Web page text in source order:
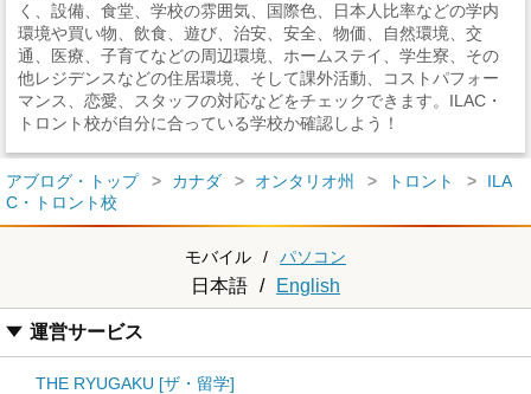
く、設備、食堂、学校の雰囲気、国際色、日本人比率などの学内
環境や買い物、飲食、遊び、治安、安全、物価、自然環境、交
通、医療、子育てなどの周辺環境、ホームステイ、学生寮、その
他レジデンスなどの住居環境、そして課外活動、コストパフォー
マンス、恋愛、スタッフの対応などをチェックできます。ILAC・
トロント校が自分に合っている学校か確認しよう！
アブログ・トップ カナダ オンタリオ州 トロント
ILA
C・トロント校
モバイル / パソコン
日本語 / English
運営サービス
THE RYUGAKU [ザ・留学]